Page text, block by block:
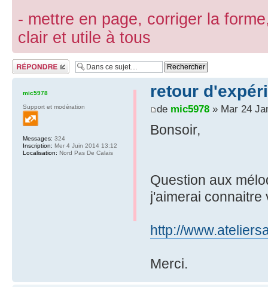
- mettre en page, corriger la
clair et utile à tous
Répondre
retour
de mic5978» Mar 24
Bonsoir,
Question aux
j'aimerai connaitre
http://
Merci.
mic5978
Support et modération
Messages: 324
Inscription: Mer 4 Juin 2014 13:12
Localisation: Nord Pas De Calais